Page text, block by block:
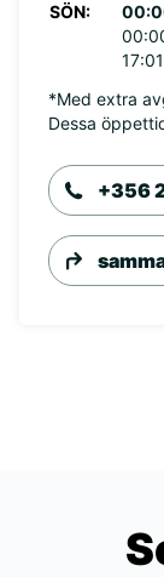
SÖN:
*Med extra
Dessa
+356